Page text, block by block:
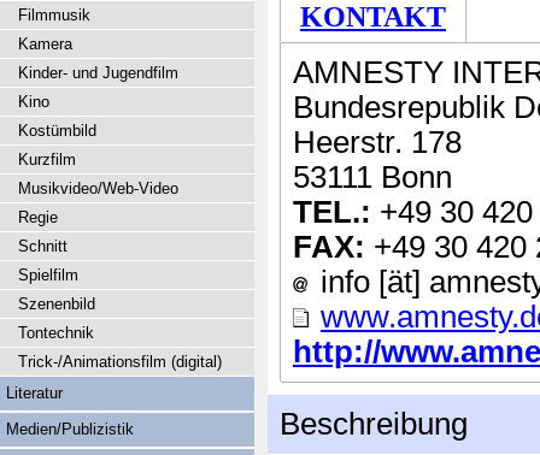
KONTAKT
AMNESTY
Bundesrepublik
Heerstr. 178
53111 Bonn
TEL.: +49 30
FAX: +49 30 420
info [ät]
http://
Beschreibung
Filmmusik
Kamera
Kinder- und Jugendfilm
Kino
Kostümbild
Kurzfilm
Musikvideo/Web-Video
Regie
Schnitt
Spielfilm
Szenenbild
Tontechnik
Trick-/Animationsfilm (digital)
Literatur
Medien/Publizistik